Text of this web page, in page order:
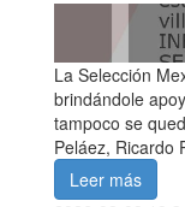
La Selección
brindándole
tampoco se
Peláez, Ricardo
Leer más